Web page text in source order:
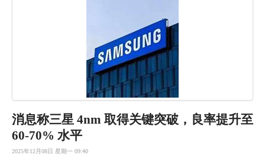
消息称三星 4nm 取得关键突破，良率提升至
60-70% 水平
2025年12月08日 星期一 09:40